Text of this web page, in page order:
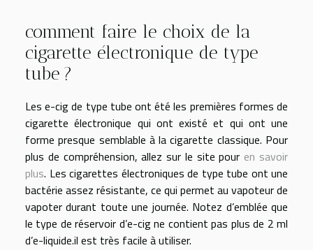
comment faire le choix de la
cigarette électronique de type
tube ?
Les e-cig de type tube ont été les premières formes de
cigarette électronique qui ont existé et qui ont une
forme presque semblable à la cigarette classique. Pour
plus de compréhension, allez sur le site pour en savoir
plus. Les cigarettes électroniques de type tube ont une
bactérie assez résistante, ce qui permet au vapoteur de
vapoter durant toute une journée. Notez d’emblée que
le type de réservoir d’e-cig ne contient pas plus de 2 ml
d’e-liquide.il est très facile à utiliser.